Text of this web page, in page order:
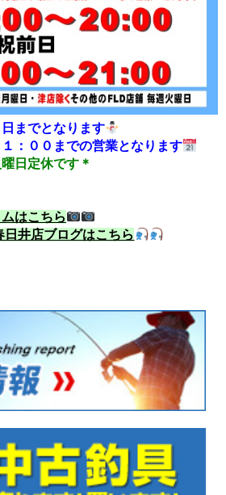
までとなります
：００までの営業となります
日定休です＊
はこちら
日井店ブログはこちら